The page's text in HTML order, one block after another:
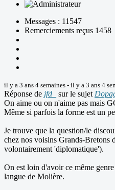
Messages : 11547
Remerciements reçus 1458
il y a 3 ans 4 semaines - il y a 3 ans 4
Réponse de jfd_ sur le sujet
On aime ou on n'aime pas mais
Même si parfois la forme est un
Je trouve que la question/le
chez nos voisins Grands-Bretons
volontairement 'diplomatique').
On est loin d'avoir ce même
langue de Molière.